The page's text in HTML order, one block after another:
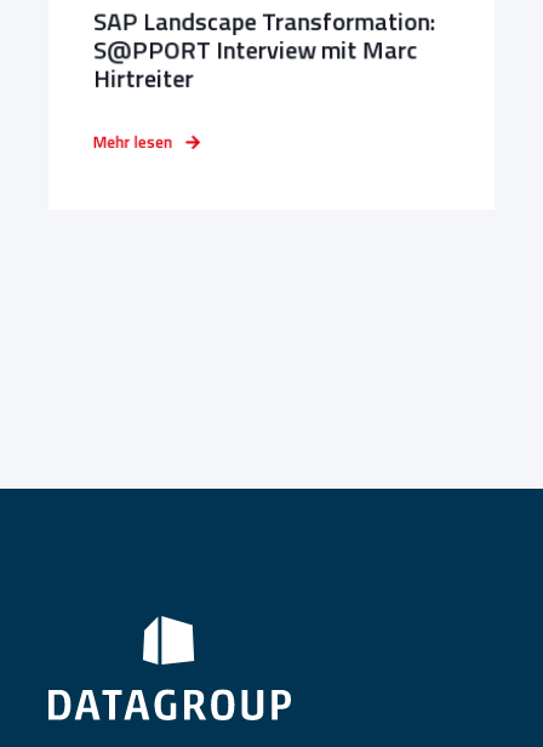
SAP Landscape Transformation:
S@PPORT Interview mit Marc
Hirtreiter
Mehr lesen